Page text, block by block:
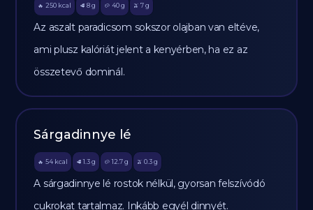
🔥 250 kcal 🥩 8 g 🥔 40g 🫒 7 g
Az aszalt paradicsom sokszor olajban van eltéve,
ami plusz kalóriát jelent a kenyérben, ha ez az
összetevő dominál.
Sárgadinnye lé
🔥 54 kcal 🥩 1.3 g 🥔 12.7g 🫒 0.3 g
A sárgadinnye lé rostok nélkül, gyorsan felszívódó
cukrokat tartalmaz. Inkább egyél dinnyét.